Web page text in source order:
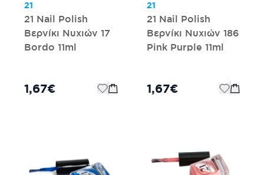
21
21 Nail Polish
Βερνίκι Νυχιών 17
Bordo 11ml
1,67€
21
21 Nail Polish
Βερνίκι Νυχιών 186
Pink Purple 11ml
1,67€